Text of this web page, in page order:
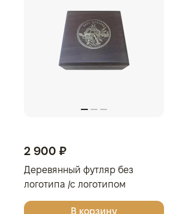
2 900 ₽
Деревянный футляр без
логотипа /с логотипом
Золотая Плата/Сеятель/
В корзину